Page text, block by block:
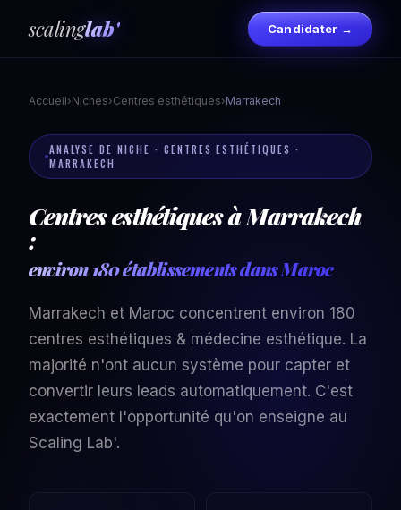
scalinglab' Candidater →
Accueil›Niches›Centres esthétiques›Marrakech
ANALYSE DE NICHE · CENTRES ESTHÉTIQUES ·
MARRAKECH
Centres esthétiques à Marrakech
:
environ 180 établissements dans Maroc
Marrakech et Maroc concentrent environ 180
centres esthétiques & médecine esthétique. La
majorité n'ont aucun système pour capter et
convertir leurs leads automatiquement. C'est
exactement l'opportunité qu'on enseigne au
Scaling Lab'.